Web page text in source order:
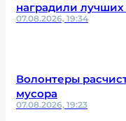
наградили
07.08.2026, 19:34
Волонтеры
мусора
07.08.2026, 19:23